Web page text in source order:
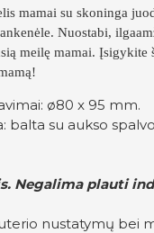
mamai su skoninga
Nuostabi,
meilę mamai. Įsigykite
ø80 x 95 mm.
balta su aukso
Negalima plauti
nustatymų bei